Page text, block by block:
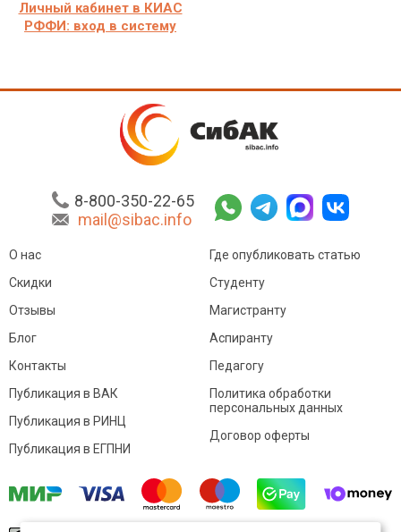
Личный кабинет в КИАС
РФФИ: вход в систему
8-800-350-22-65
mail@sibac.info
О нас
Скидки
Отзывы
Блог
Контакты
Где опубликовать статью
Студенту
Магистранту
Аспиранту
Педагогу
Публикация в ВАК
Публикация в РИНЦ
Публикация в ЕГПНИ
Политика обработки
персональных данных
Договор оферты